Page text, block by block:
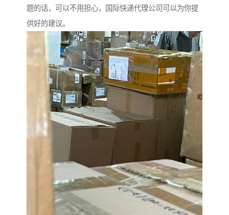
题的话，可以不用担心，国际快递代理公司可以为你提
供好的建议。